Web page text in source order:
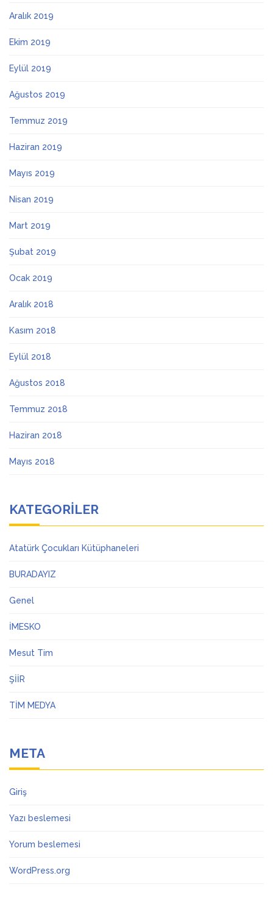
Aralık 2019
Ekim 2019
Eylül 2019
Ağustos 2019
Temmuz 2019
Haziran 2019
Mayıs 2019
Nisan 2019
Mart 2019
Şubat 2019
Ocak 2019
Aralık 2018
Kasım 2018
Eylül 2018
Ağustos 2018
Temmuz 2018
Haziran 2018
Mayıs 2018
KATEGORILER
Atatürk Çocukları Kütüphaneleri
BURADAYIZ
Genel
İMESKO
Mesut Tim
ŞİİR
TİM MEDYA
META
Giriş
Yazı beslemesi
Yorum beslemesi
WordPress.org